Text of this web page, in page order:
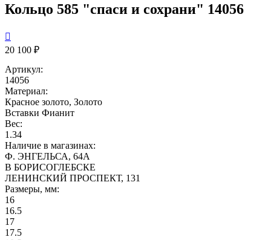
Кольцо 585 "спаси и сохрани" 14056

20 100 ₽
Артикул:
14056
Материал:
Красное золото, Золото
Вставки Фианит
Вес:
1.34
Наличие в магазинах:
Ф. ЭНГЕЛЬСА, 64А
В БОРИСОГЛЕБСКЕ
ЛЕНИНСКИЙ ПРОСПЕКТ, 131
Размеры, мм:
16
16.5
17
17.5